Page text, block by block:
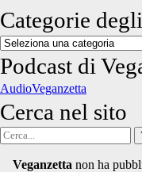
Categorie
Categorie
degli
articoli
Podcast di
AudioVeganzetta
Cerca nel sito
Cerca
Veganzetta non ha